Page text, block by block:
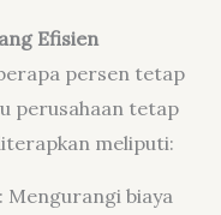
Efisien
persen tetap
perusahaan tetap
meliputi:
Mengurangi biaya